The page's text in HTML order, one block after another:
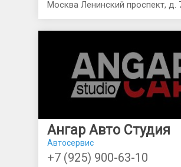
Ангар Авто Студия
Автосервис
+7 (925) 900-63-10